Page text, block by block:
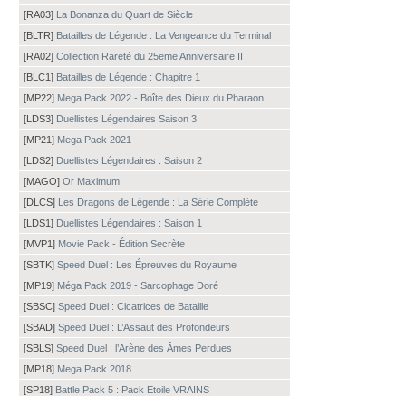
[RA03] La Bonanza du Quart de Siècle
[BLTR] Batailles de Légende : La Vengeance du Terminal
[RA02] Collection Rareté du 25eme Anniversaire II
[BLC1] Batailles de Légende : Chapitre 1
[MP22] Mega Pack 2022 - Boîte des Dieux du Pharaon
[LDS3] Duellistes Légendaires Saison 3
[MP21] Mega Pack 2021
[LDS2] Duellistes Légendaires : Saison 2
[MAGO] Or Maximum
[DLCS] Les Dragons de Légende : La Série Complète
[LDS1] Duellistes Légendaires : Saison 1
[MVP1] Movie Pack - Édition Secrète
[SBTK] Speed Duel : Les Épreuves du Royaume
[MP19] Méga Pack 2019 - Sarcophage Doré
[SBSC] Speed Duel : Cicatrices de Bataille
[SBAD] Speed Duel : L’Assaut des Profondeurs
[SBLS] Speed Duel : l’Arène des Âmes Perdues
[MP18] Mega Pack 2018
[SP18] Battle Pack 5 : Pack Etoile VRAINS